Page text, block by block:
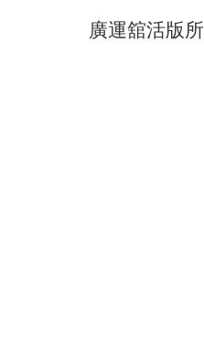
廣運舘活版所